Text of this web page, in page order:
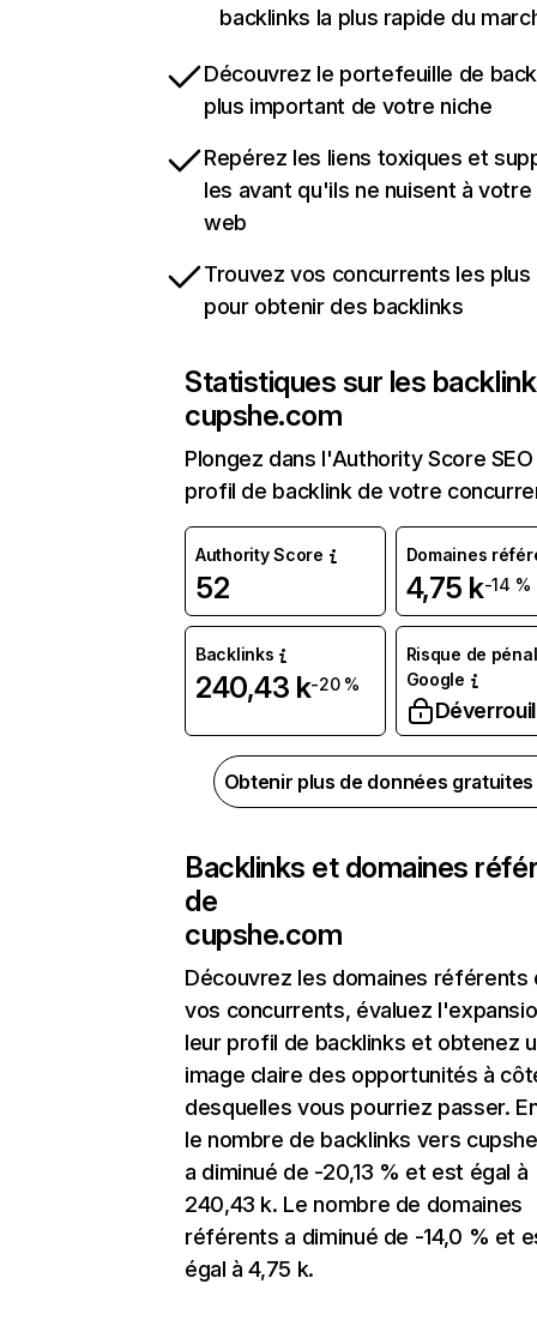
backlinks la plus rapide du
Découvrez le portefeuille de
plus important de votre niche
Repérez les liens toxiques et
les avant qu'ils ne nuisent à
web
Trouvez vos concurrents les
pour obtenir des backlinks
Statistiques sur les
cupshe.com
Plongez dans l'Authority Score
profil de backlink de votre
Authority Score
52
Domaines
4,75 k-14 %
Backlinks
240,43 k-20 %
Risque de
Google
Obtenir plus de données
Backlinks et domaines
de
cupshe.com
Découvrez les domaines référents
vos concurrents, évaluez
leur profil de backlinks et obtenez
image claire des opportunités à
desquelles vous pourriez passer.
le nombre de backlinks vers
a diminué de -20,13 % et est égal à
240,43 k. Le nombre de domaines
référents a diminué de -14,0 % et
égal à 4,75 k.